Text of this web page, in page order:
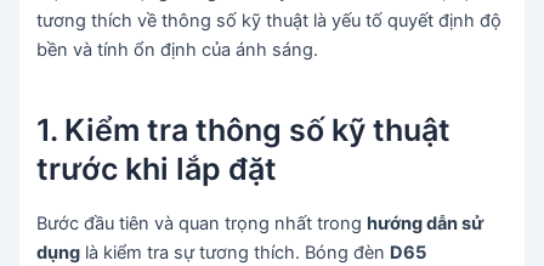
tương thích về thông số kỹ thuật là yếu tố quyết định độ
bền và tính ổn định của ánh sáng.
1. Kiểm tra thông số kỹ thuật
trước khi lắp đặt
Bước đầu tiên và quan trọng nhất trong hướng dẫn sử
dụng là kiểm tra sự tương thích. Bóng đèn D65